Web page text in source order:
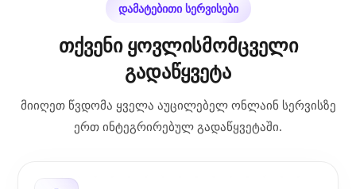
დამატებითი სერვისები
თქვენი ყოვლისმომცველი
გადაწყვეტა
მიიღეთ წვდომა ყველა აუცილებელ ონლაინ სერვისზე
ერთ ინტეგრირებულ გადაწყვეტაში.